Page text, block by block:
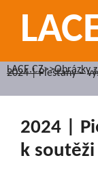
obsah
LACE.CZ>>Obrázky
2024 | Piešťany –
2024 |
k soutěži